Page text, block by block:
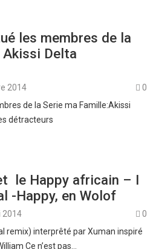
les membres de la
Akissi Delta
2014
0
de la Serie ma Famille:Akissi
détracteurs
le Happy africain – I
-Happy, en Wolof
2014
0
remix) interprêté par Xuman inspiré
Ce n’est pas…